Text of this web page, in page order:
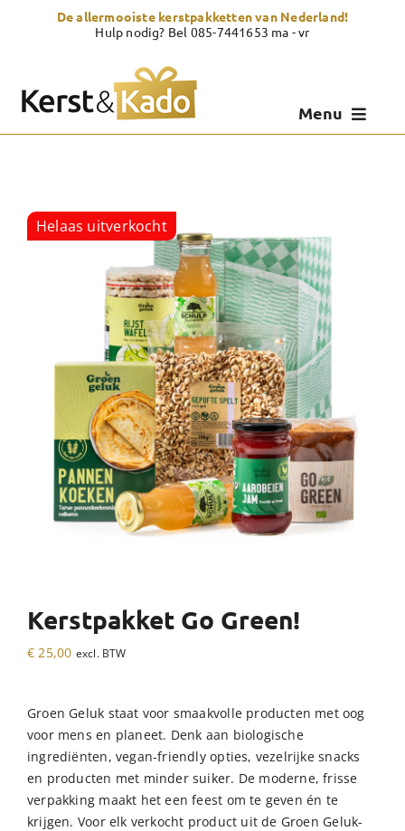
De allermooiste kerstpakketten van Nederland!
Hulp nodig? Bel 085-7441653 ma - vr
Menu
Zelf samenstellen
Showroom
Over Kerst & Kado
Helaas uitverkocht
Kerstpakket Go Green!
€ 25,00 excl. BTW
Groen Geluk staat voor smaakvolle producten met oog
voor mens en planeet. Denk aan biologische
ingrediënten, vegan-friendly opties, vezelrijke snacks
en producten met minder suiker. De moderne, frisse
verpakking maakt het een feest om te geven én te
krijgen. Voor elk verkocht product uit de Groen Geluk-